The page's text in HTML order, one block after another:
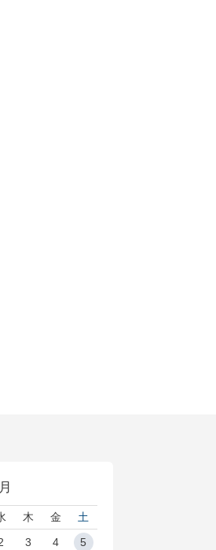
木 金
土
3 4 5